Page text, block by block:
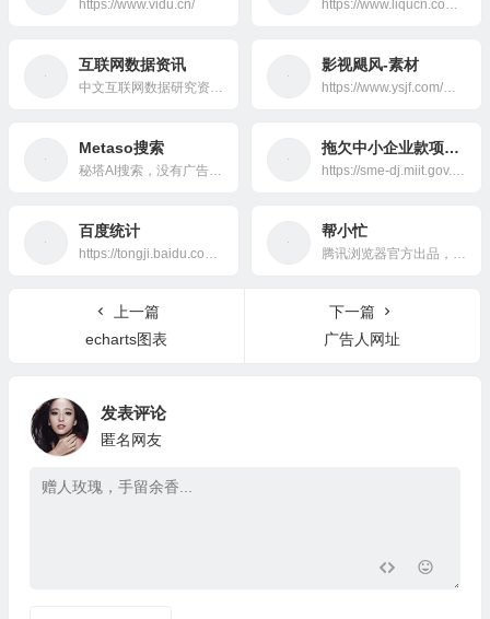
https://www.vidu.cn/
互联网数据资讯 影视飓风-素材
https://www.ysjf.com/material
Metaso搜索
秘塔AI搜索，没有广告，直达结果
拖欠中小企业款项投诉
百度统计 帮小忙
上一篇
echarts图表
下一篇
广告人网址
发表评论
匿名网友